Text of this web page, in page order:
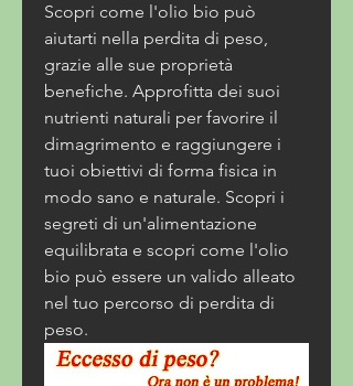
Scopri come l'olio bio può
aiutarti nella perdita di peso,
grazie alle sue proprietà
benefiche. Approfitta dei suoi
nutrienti naturali per favorire il
dimagrimento e raggiungere i
tuoi obiettivi di forma fisica in
modo sano e naturale. Scopri i
segreti di un'alimentazione
equilibrata e scopri come l'olio
bio può essere un valido alleato
nel tuo percorso di perdita di
peso.